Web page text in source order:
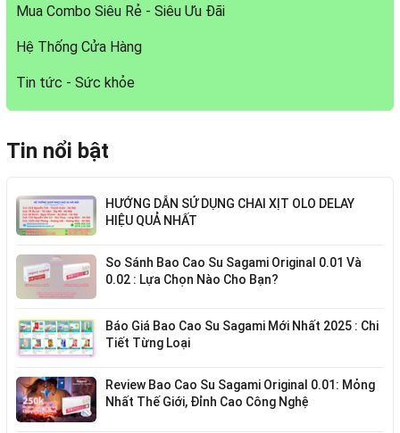
Mua Combo Siêu Rẻ - Siêu Ưu Đãi
Hệ Thống Cửa Hàng
Tin tức - Sức khỏe
Tin nổi bật
HƯỚNG DẪN SỬ DỤNG CHAI XỊT OLO DELAY
HIỆU QUẢ NHẤT
So Sánh Bao Cao Su Sagami Original 0.01 Và
0.02 : Lựa Chọn Nào Cho Bạn?
Báo Giá Bao Cao Su Sagami Mới Nhất 2025 : Chi
Tiết Từng Loại
Review Bao Cao Su Sagami Original 0.01: Mỏng
Nhất Thế Giới, Đỉnh Cao Công Nghệ